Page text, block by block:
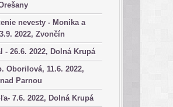
nevesty - Monika a
2022, Zvončín
- 26.6. 2022, Dolná Krupá
Oborilová, 11.6. 2022,
Parnou
7.6. 2022, Dolná Krupá